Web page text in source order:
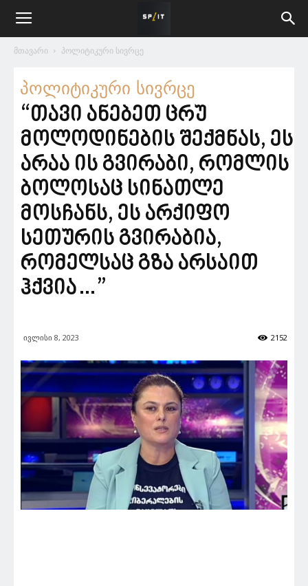
მთავარი პოლიტიკური სივრცე
პოლიტიკური სივრცე
“თავი ანებეთ ცრუ
მოლოდინების შექმნას, ეს
არაა ის გვირაბი, რომლის
ბოლოსაც სინათლე
მოსჩანს, ეს არქიფო
სეთურის გვირაბია,
რომელსაც გზა არსაით
ჰქვია…”
ივლისი 8, 2023 2152